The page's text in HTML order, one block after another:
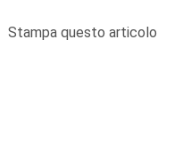
Stampa questo articolo